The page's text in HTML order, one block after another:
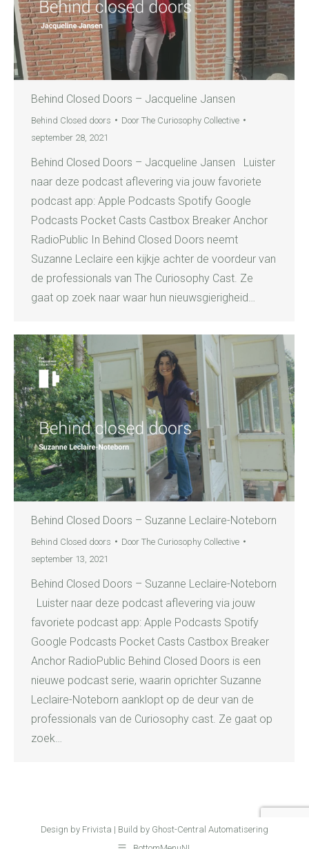
Behind Closed Doors – Jacqueline Jansen
Behind Closed doors Door The Curiosophy Collective
september 28, 2021
Behind Closed Doors – Jacqueline Jansen Luister
naar deze podcast aflevering via jouw favoriete
podcast app: Apple Podcasts Spotify Google
Podcasts Pocket Casts Castbox Breaker Anchor
RadioPublic In Behind Closed Doors neemt
Suzanne Leclaire een kijkje achter de voordeur van
de professionals van The Curiosophy Cast. Ze
gaat op zoek naar waar hun nieuwsgierigheid…
Behind Closed Doors – Suzanne Leclaire-Noteborn
Behind Closed doors Door The Curiosophy Collective
september 13, 2021
Behind Closed Doors – Suzanne Leclaire-Noteborn
Luister naar deze podcast aflevering via jouw
favoriete podcast app: Apple Podcasts Spotify
Google Podcasts Pocket Casts Castbox Breaker
Anchor RadioPublic Behind Closed Doors is een
nieuwe podcast serie, waarin oprichter Suzanne
Leclaire-Noteborn aanklopt op de deur van de
professionals van de Curiosophy cast. Ze gaat op
zoek…
Design by Frivista | Build by Ghost-Central Automatisering